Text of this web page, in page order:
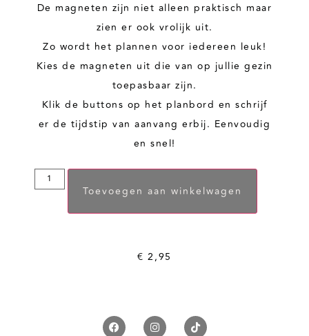
De magneten zijn niet alleen praktisch maar
zien er ook vrolijk uit.
Zo wordt het plannen voor iedereen leuk!
Kies de magneten uit die van op jullie gezin
toepasbaar zijn.
Klik de buttons op het planbord en schrijf
er de tijdstip van aanvang erbij. Eenvoudig
en snel!
Toevoegen aan winkelwagen
€ 2,95